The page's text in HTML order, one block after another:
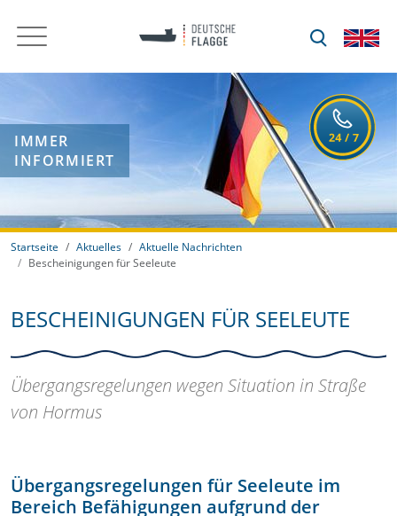
IMMER
INFORMIERT
Startseite Aktuelles
Aktuelle Nachrichten
Bescheinigungen für Seeleute
BESCHEINIGUNGEN FÜR SEELEUTE
Übergangsregelungen wegen Situation in Straße
von Hormus
Übergangsregelungen für Seeleute im
Bereich Befähigungen aufgrund der